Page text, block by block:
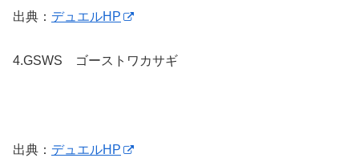
出典： デュエルHP
4.GSWS ゴーストワカサギ
出典： デュエルHP